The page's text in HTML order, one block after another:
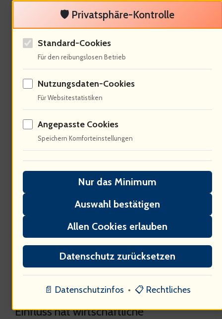
Kreislauf, der schwer zu durchbrechen
ist. Wie können wir uns von diesen
Erwartungen befreien?
Ökonomische Aspekte des
Schönheitsmarktes
Der Schönheitsmarkt boomt, 50% der
Menschen investieren in ihr Aussehen …
Die Geissens sind Teil dieses Trends. Ihr
Einfluss hat wirtschaftliche
🛡️ Privatsphäre-Kontrolle
Standard-Cookies
Für den reibungslosen Betrieb
Nutzungsdaten-Cookies
Für Websitestatistiken
Angepasste Cookies
Speichern Komforteinstellungen
Nur das Minimum
Auswahl bestätigen
Allen Cookies erlauben
Datenschutz zurücksetzen
📄 Datenschutzinfos • 📋 Rechtliches